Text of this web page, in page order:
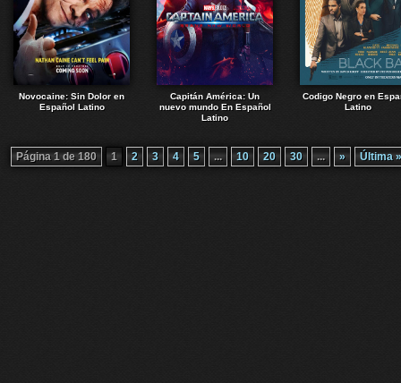
Novocaine: Sin Dolor en
Español Latino
Capitán América: Un
nuevo mundo En Español
Latino
Codigo Negro en
Latino
Página 1 de 180 1 2 3 4 5 ... 10 20 30 ... » Última »